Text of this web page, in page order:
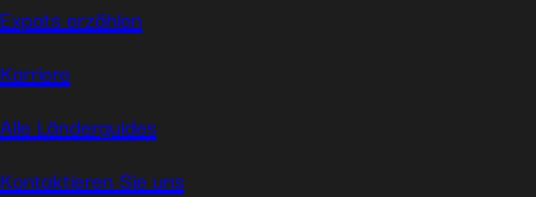
Expats erzählen
Karriere
Alle Länderguides
Kontaktieren Sie uns